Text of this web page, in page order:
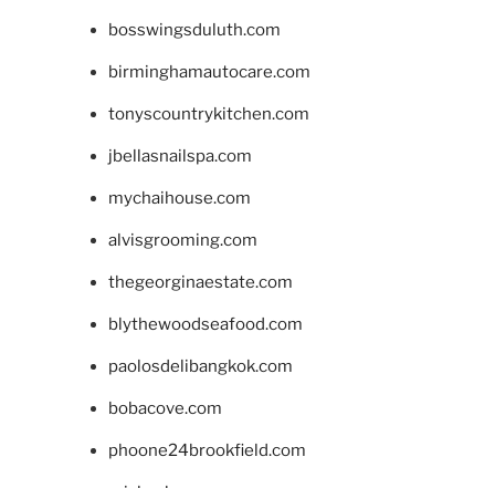
bosswingsduluth.com
birminghamautocare.com
tonyscountrykitchen.com
jbellasnailspa.com
mychaihouse.com
alvisgrooming.com
thegeorginaestate.com
blythewoodseafood.com
paolosdelibangkok.com
bobacove.com
phoone24brookfield.com